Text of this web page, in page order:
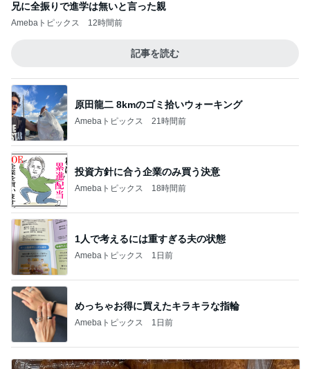
兄に全振りで進学は無いと言った親
Amebaトピックス 12時間前
記事を読む
原田龍二 8kmのゴミ拾いウォーキング
Amebaトピックス 21時間前
投資方針に合う企業のみ買う決意
Amebaトピックス 18時間前
1人で考えるには重すぎる夫の状態
Amebaトピックス 1日前
めっちゃお得に買えたキラキラな指輪
Amebaトピックス 1日前